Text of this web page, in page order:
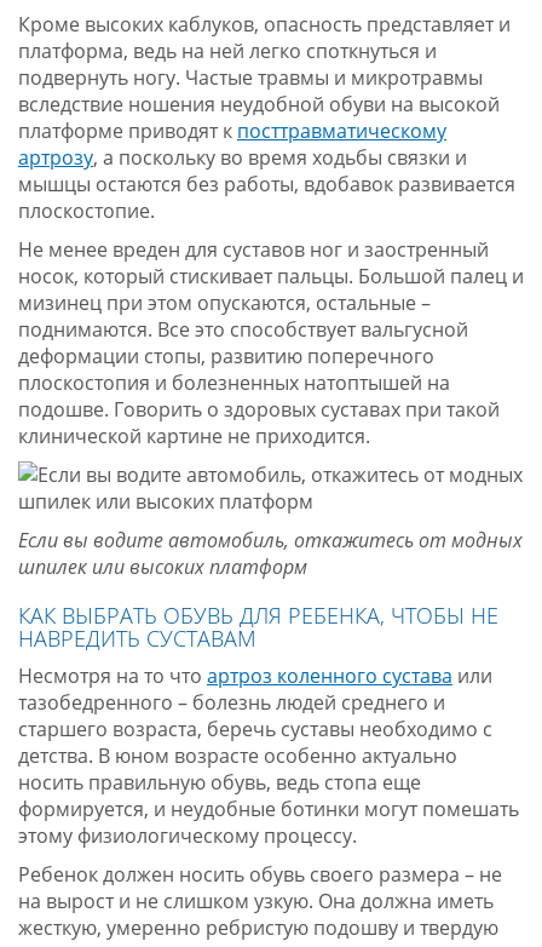
Кроме высоких каблуков, опасность представляет и
платформа, ведь на ней легко споткнуться и
подвернуть ногу. Частые травмы и микротравмы
вследствие ношения неудобной обуви на высокой
платформе приводят к посттравматическому
артрозу, а поскольку во время ходьбы связки и
мышцы остаются без работы, вдобавок развивается
плоскостопие.
Не менее вреден для суставов ног и заостренный
носок, который стискивает пальцы. Большой палец и
мизинец при этом опускаются, остальные –
поднимаются. Все это способствует вальгусной
деформации стопы, развитию поперечного
плоскостопия и болезненных натоптышей на
подошве. Говорить о здоровых суставах при такой
клинической картине не приходится.
Если вы водите автомобиль, откажитесь от модных
шпилек или высоких платформ
КАК ВЫБРАТЬ ОБУВЬ ДЛЯ РЕБЕНКА, ЧТОБЫ НЕ
НАВРЕДИТЬ СУСТАВАМ
Несмотря на то что артроз коленного сустава или
тазобедренного – болезнь людей среднего и
старшего возраста, беречь суставы необходимо с
детства. В юном возрасте особенно актуально
носить правильную обувь, ведь стопа еще
формируется, и неудобные ботинки могут помешать
этому физиологическому процессу.
Ребенок должен носить обувь своего размера – не
на вырост и не слишком узкую. Она должна иметь
жесткую, умеренно ребристую подошву и твердую